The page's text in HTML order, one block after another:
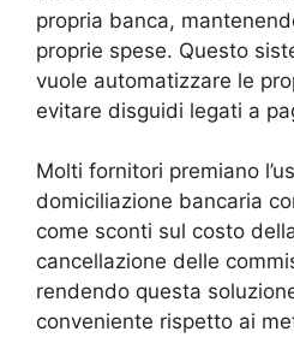
propria banca,
proprie spese. Questo
vuole automatizzare le
evitare disguidi legati a
Molti fornitori premiano
domiciliazione bancaria
come sconti sul costo
cancellazione delle
rendendo questa
conveniente rispetto ai